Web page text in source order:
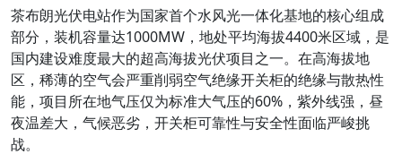
茶布朗光伏电站作为国家首个水风光一体化基地的核心组成
部分，装机容量达1000MW，地处平均海拔4400米区域，是
国内建设难度最大的超高海拔光伏项目之一。在高海拔地
区，稀薄的空气会严重削弱空气绝缘开关柜的绝缘与散热性
能，项目所在地气压仅为标准大气压的60%，紫外线强，昼
夜温差大，气候恶劣，开关柜可靠性与安全性面临严峻挑
战。